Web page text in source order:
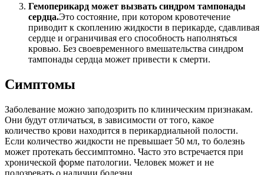
Гемоперикард может вызвать синдром тампонады
сердца.Это состояние, при котором кровотечение
приводит к скоплению жидкости в перикарде, сдавливая
сердце и ограничивая его способность наполняться
кровью. Без своевременного вмешательства синдром
тампонады сердца может привести к смерти.
Симптомы
Заболевание можно заподозрить по клиническим признакам.
Они будут отличаться, в зависимости от того, какое
количество крови находится в перикардиальной полости.
Если количество жидкости не превышает 50 мл, то болезнь
может протекать бессимптомно. Часто это встречается при
хронической форме патологии. Человек может и не
подозревать о наличии болезни.